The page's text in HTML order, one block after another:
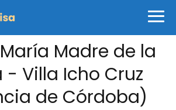
Madre de la
- Villa Icho Cruz
de Córdoba)